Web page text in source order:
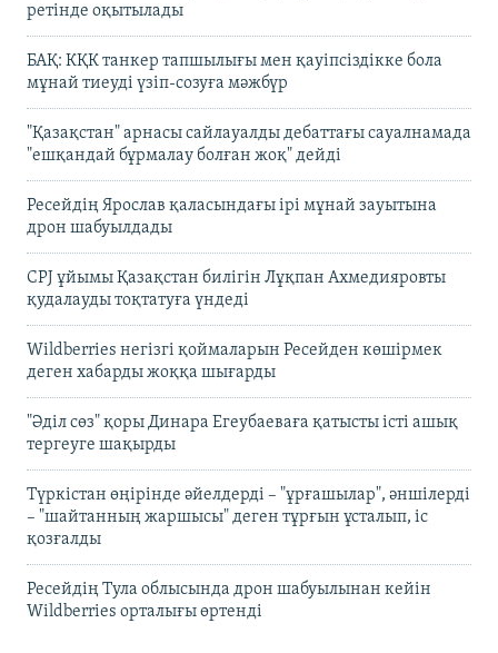
ретінде оқытылады
БАҚ: КҚК танкер тапшылығы мен қауіпсіздікке бола
мұнай тиеуді үзіп-созуға мәжбүр
"Қазақстан" арнасы сайлауалды дебаттағы сауалнамада
"ешқандай бұрмалау болған жоқ" дейді
Ресейдің Ярослав қаласындағы ірі мұнай зауытына
дрон шабуылдады
CPJ ұйымы Қазақстан билігін Лұқпан Ахмедияровты
қудалауды тоқтатуға үндеді
Wildberries негізгі қоймаларын Ресейден көшірмек
деген хабарды жоққа шығарды
"Әділ сөз" қоры Динара Егеубаеваға қатысты істі ашық
тергеуге шақырды
Түркістан өңірінде әйелдерді – "ұрғашылар", әншілерді
– "шайтанның жаршысы" деген тұрғын ұсталып, іс
қозғалды
Ресейдің Тула облысында дрон шабуылынан кейін
Wildberries орталығы өртенді